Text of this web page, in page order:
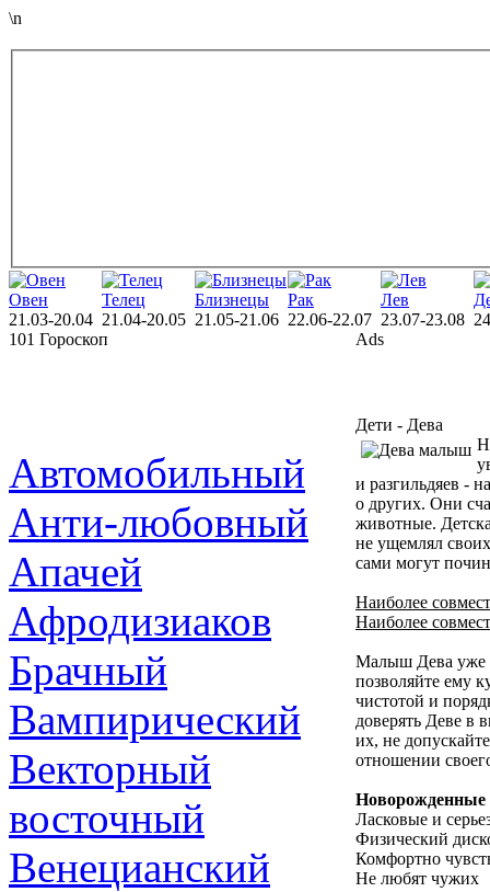
\n
Овен
21.03-20.04
Телец
21.04-20.05
Близнецы
21.05-21.06
Рак
22.06-22.07
Лев
23.07-23.08
101 Гороскоп
Автомобильный
Анти-любовный
Апачей
Афродизиаков
Брачный
Вампирический
Векторный
восточный
Венецианский
Ads
Дети - Дева
и разгильдяев -
о других. Они
животные.
не ущемлял
сами могут
Наиболее
Наиболее
Малыш Дева уже
позволяйте ему
чистотой и
доверять Деве в
их, не
отношении
Новорожденные
Ласковые и
Физический
Комфортно
Не любят чужих